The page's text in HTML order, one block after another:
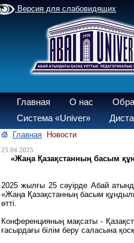
Версия для слабовидящих
Главная О нас
Система «Univer»
Главная Новости
25.04.2025
«Жаңа Қазақстанның басым
2025 жылғы 25 сәуірде Абай
«Жаңа Қазақстанның басым
өтті.
Конференцияның мақсаты -
ғасырдағы білім беру саласына